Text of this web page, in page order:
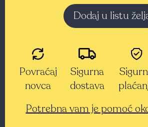
Dodaj u listu
Povraćaj
novca
Sigurna
dostava
Potrebna vam je pomoć